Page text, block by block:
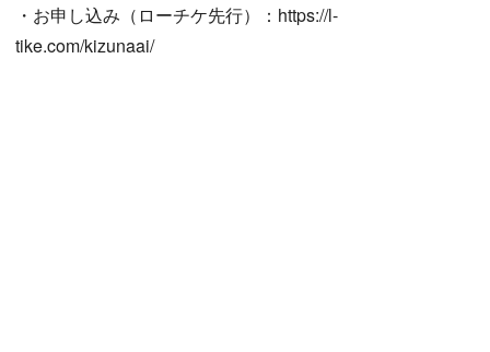
・お申し込み（ローチケ先行）：https://l-
tike.com/kizunaai/